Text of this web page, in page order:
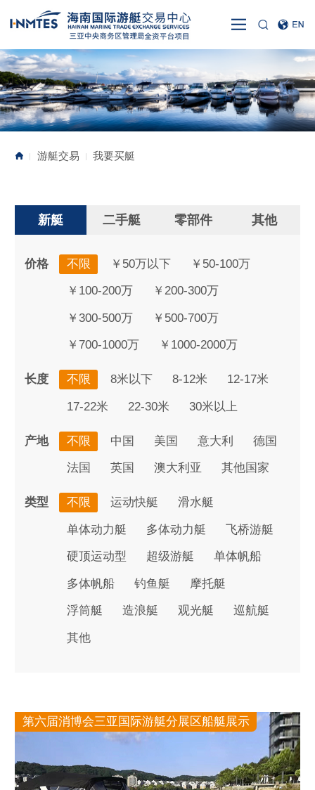
| 游艇交易 | 我要买艇
新艇 二手艇 零部件 其他
价格 不限 ￥50万以下 ￥50-100万
￥100-200万 ￥200-300万
￥300-500万 ￥500-700万
￥700-1000万 ￥1000-2000万
长度 不限 8米以下 8-12米 12-17米
17-22米 22-30米 30米以上
产地 不限 中国 美国 意大利 德国
法国 英国 澳大利亚 其他国家
类型 不限 运动快艇 滑水艇
单体动力艇 多体动力艇 飞桥游艇
硬顶运动型 超级游艇 单体帆船
多体帆船 钓鱼艇 摩托艇
浮筒艇 造浪艇 观光艇 巡航艇
其他
第六届消博会三亚国际游艇分展区船艇展示